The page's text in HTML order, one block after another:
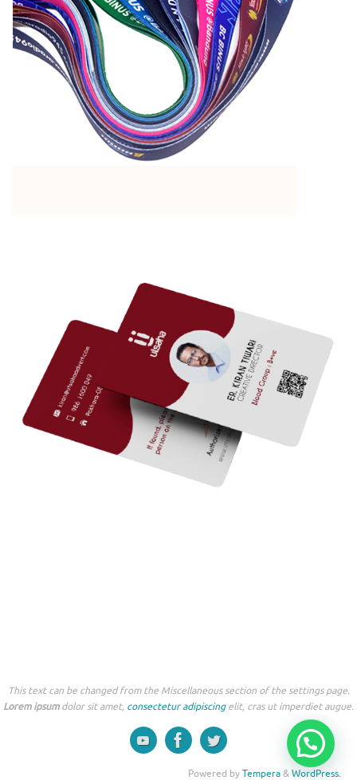
This text can be changed from the Miscellaneous section of the settings page.
Lorem ipsumdolor sit amet, consectetur adipiscingelit, cras ut imperdiet augue.
Powered byTempera&WordPress.